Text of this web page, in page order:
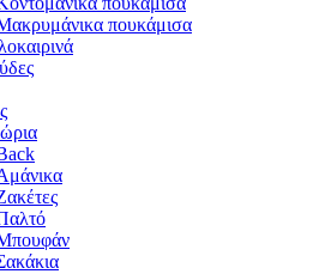
πουκάμισα